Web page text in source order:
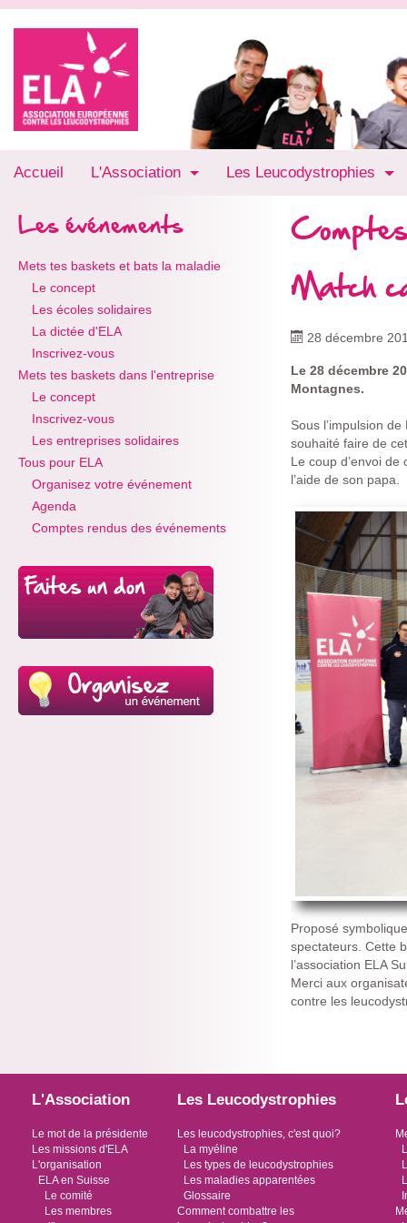
Accueil L'Association Les Leucodystrophies
Les événements
Mets tes baskets et bats la maladie
Le concept
Les écoles solidaires
La dictée d'ELA
Inscrivez-vous
Mets tes baskets dans l'entreprise
Le concept
Inscrivez-vous
Les entreprises solidaires
Tous pour ELA
Organisez votre événement
Agenda
Comptes rendus des événements
Match
28 décembre
Le 28 décembre
Montagnes.
Sous l’impulsion
souhaité faire de
Le coup d’envoi
l’aide de son papa.
Proposé
spectateurs. Cette
l’association ELA
Merci aux
contre les
L'Association
Le mot de la présidente
Les missions d'ELA
L'organisation
ELA en Suisse
Le comité
Les membres
Les Leucodystrophies
Les leucodystrophies, c'est quoi?
La myéline
Les types de leucodystrophies
Les maladies apparentées
Glossaire
Comment combattre les